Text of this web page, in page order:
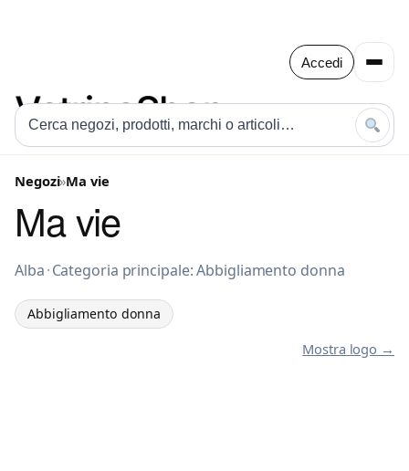
Accedi
Negozi»Ma vie
Ma vie
Abbigliamento donna a Alba
Alba·Categoria principale: Abbigliamento donna
Abbigliamento donna
Mostra logo →